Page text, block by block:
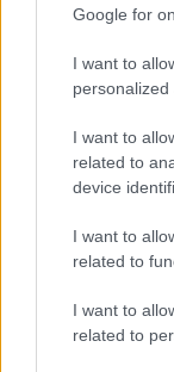
Google for
I want to
personalized
I want to
related to
device
I want to
related to
I want to
related to
valorar
Diego Martín · 28 Jun